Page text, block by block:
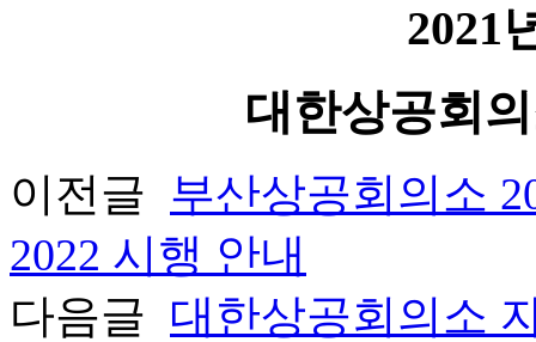
2021
대한상공회
이전글 부산상공회의소
2022 시행 안내
다음글 대한상공회의소